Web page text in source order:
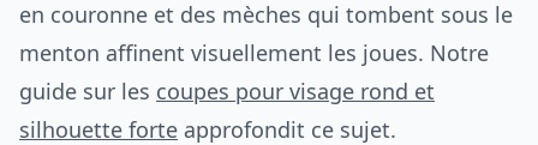
en couronne et des mèches qui tombent sous le
menton affinent visuellement les joues. Notre
guide sur les coupes pour visage rond et
silhouette forte approfondit ce sujet.